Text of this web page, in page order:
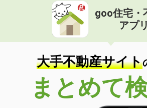
goo住宅・
アプリ
大手不動産サイト
まとめて